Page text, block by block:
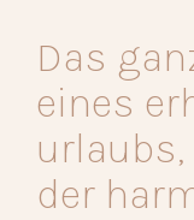
Das
eines
der